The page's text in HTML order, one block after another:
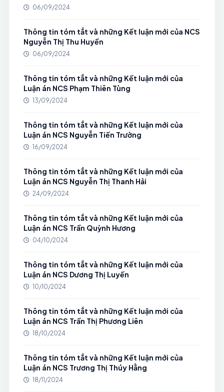
06/09/2024
Thông tin tóm tắt và những Kết luận mới của NCS
Nguyễn Thị Thu Huyền
06/09/2024
Thông tin tóm tắt và những Kết luận mới của
Luận án NCS Phạm Thiên Tùng
13/09/2024
Thông tin tóm tắt và những Kết luận mới của
Luận án NCS Nguyễn Tiến Trường
16/09/2024
Thông tin tóm tắt và những Kết luận mới của
Luận án NCS Nguyễn Thị Thanh Hải
24/09/2024
Thông tin tóm tắt và những Kết luận mới của
Luận án NCS Trần Quỳnh Hương
04/10/2024
Thông tin tóm tắt và những Kết luận mới của
Luận án NCS Dương Thị Luyến
10/10/2024
Thông tin tóm tắt và những Kết luận mới của
Luận án NCS Trần Thị Phương Liên
18/10/2024
Thông tin tóm tắt và những Kết luận mới của
Luận án NCS Trương Thị Thúy Hằng
18/11/2024